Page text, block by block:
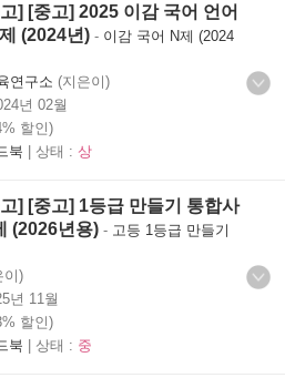
] [중고] 2025 이감 국어 언어
(2024년) - 이감 국어 N제 (2024
연구소 (지은이)
년 02월
할인)
북 | 상태 : 상
] [중고] 1등급 만들기 통합사
(2026년용) - 고등 1등급 만들기
이)
년 11월
할인)
북 | 상태 : 중